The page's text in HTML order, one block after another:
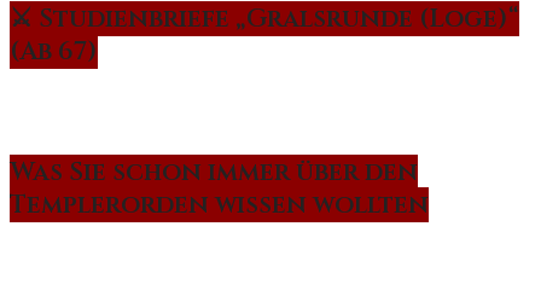
⚔️ Studienbriefe „Gralsrunde (Loge)“
(Ab 67)
Was Sie schon immer über den
Templerorden wissen wollten